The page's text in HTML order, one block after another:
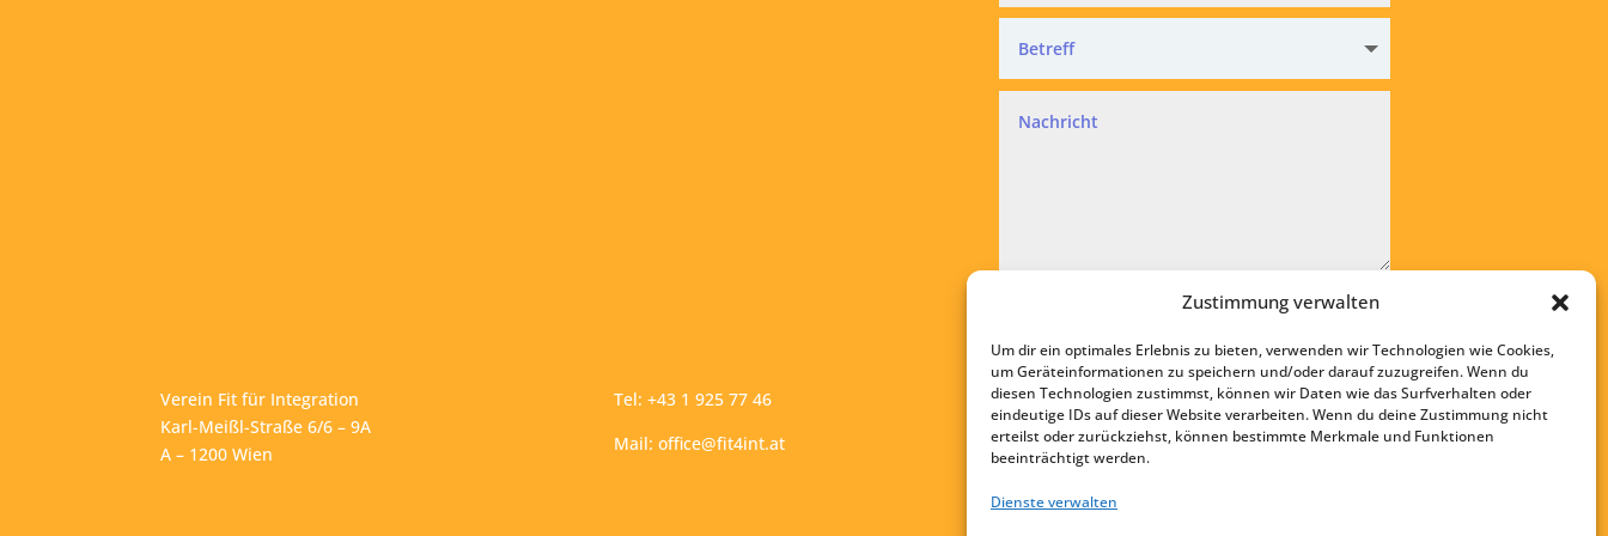
Zustimmung verwalten
Um dir ein optimales Erlebnis zu bieten, verwenden wir Technologien wie Cookies,
um Geräteinformationen zu speichern und/oder darauf zuzugreifen. Wenn du
diesen Technologien zustimmst, können wir Daten wie das Surfverhalten oder
eindeutige IDs auf dieser Website verarbeiten. Wenn du deine Zustimmung nicht
erteilst oder zurückziehst, können bestimmte Merkmale und Funktionen
beeinträchtigt werden.
Dienste verwalten
Datenschutz
Datenschutzvereinbarung
Absenden
Verein Fit für Integration
Karl-Meißl-Straße 6/6 – 9A
A – 1200 Wien
Tel: +43 1 925 77 46
Mail: office@fit4int.at
Startseite
Kontakt
Impressum
Datenschutz